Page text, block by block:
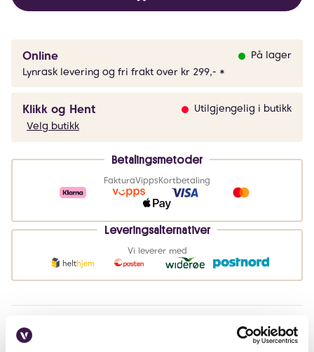
Online
På lager
Lynrask levering og fri frakt over kr 299,- *
Klikk og Hent
Utilgjengelig i butikk
Velg butikk
Betalingsmetoder
FakturaVippsKortbetaling
Leveringsalternativer
Vi leverer med